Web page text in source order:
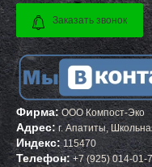
ПОСЕЛОК ЛЕСНЫЕ ПОЛЯНЫ
ПОСЕЛОК ЛМС
МОСРЕНТГЕН
ПРАВДИНСКИЙ
ПРИВОКЗАЛЬНЫЙ
ПРОЛЕТАРСКИЙ
ПРОТВИНО
ПТИЧНОЕ
ПУЧКОВО
ПУШКИНО
ПУЩИНО
РАДОВИЦКИЙ
РАЗВИЛКА
Заказать звонок
Фирма: ООО Компост-Эко
Адрес:г. Апатиты,
Индекс: 115470
Телефон: +7 (925) 014-01-